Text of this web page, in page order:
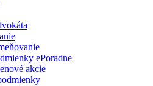
ePoradne
akcie